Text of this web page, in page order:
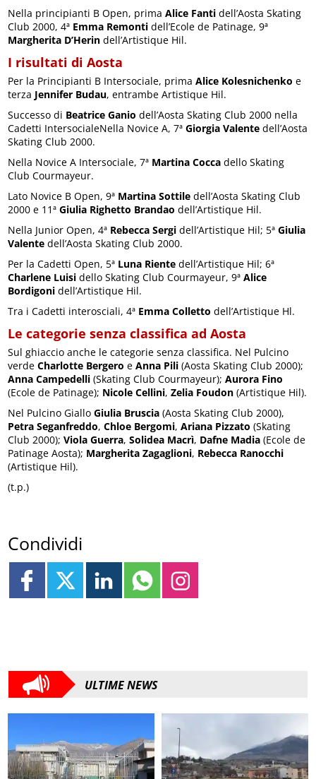
Nella principianti B Open, primaAlice Fanti dell’Aosta Skating
Club 2000, 4ª Emma Remonti dell’Ecole de Patinage, 9ª
Margherita D’Herin dell’Artistique Hil.
I risultati di Aosta
Per la Principianti B Intersociale, primaAlice Kolesnichenko e
terza Jennifer Budau, entrambe Artistique Hil.
Successo di Beatrice Ganio dell’Aosta Skating Club 2000 nella
Cadetti IntersocialeNella Novice A, 7ªGiorgia Valente dell’Aosta
Skating Club 2000.
Nella Novice A Intersociale, 7ª Martina Cocca dello Skating
Club Courmayeur.
Lato Novice B Open, 9ª Martina Sottile dell’Aosta Skating Club
2000 e 11ªGiulia Righetto Brandao dell’Artistique Hil.
Nella Junior Open, 4ª Rebecca Sergi dell’Artistique Hil; 5ªGiulia
Valente dell’Aosta Skating Club 2000.
Per la Cadetti Open, 5ª Luna Riente dell’Artistique Hil; 6ª
Charlene Luisi dello Skating Club Courmayeur, 9ªAlice
Bordigoni dell’Artistique Hil.
Tra i Cadetti interosciali, 4ª Emma Colletto dell’Artistique Hl.
Le categorie senza classifica ad Aosta
Sul ghiaccio anche le categorie senza classifica. Nel Pulcino
verdeCharlotte Bergero eAnna Pili (Aosta Skating Club 2000);
Anna Campedelli (Skating Club Courmayeur);Aurora Fino
(Ecole de Patinage); Nicole Cellini,Zelia Foudon (Artistique Hil).
Nel Pulcino GialloGiulia Bruscia (Aosta Skating Club 2000),
Petra Seganfreddo,Chloe Bergomi,Ariana Pizzato (Skating
Club 2000);Viola Guerra,Solidea Macrì, Dafne Madia (Ecole de
Patinage Aosta); Margherita Zagaglioni, Rebecca Ranocchi
(Artistique Hil).
(t.p.)
Condividi
ULTIME NEWS